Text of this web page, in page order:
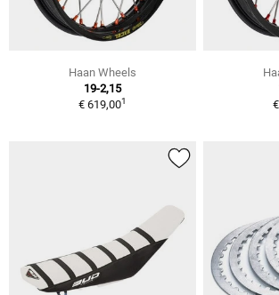
Haan Wheels
19-2,15
€ 619,001